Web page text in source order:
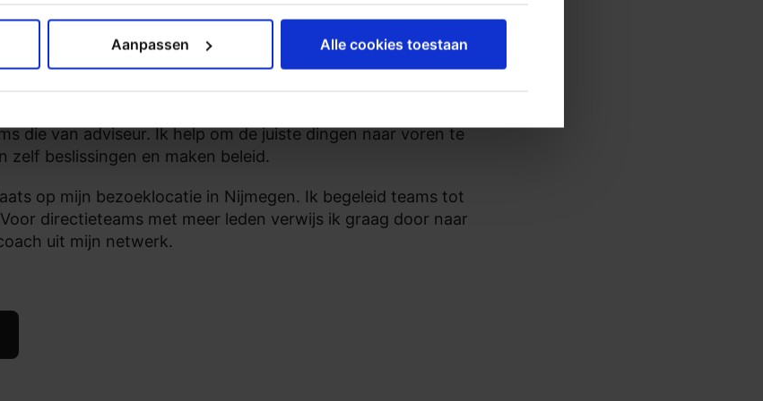
Aanpassen Alle cookies toestaan
die van adviseur. Ik help om de juiste dingen naar voren te
zelf beslissingen en maken beleid.
op mijn bezoeklocatie in Nijmegen. Ik begeleid teams tot
directieteams met meer leden verwijs ik graag door naar
uit mijn netwerk.